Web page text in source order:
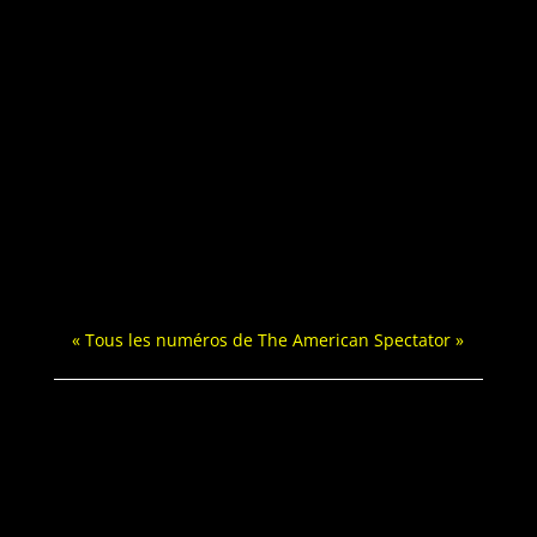
« Tous les numéros de The Amer­i­can Spectator »